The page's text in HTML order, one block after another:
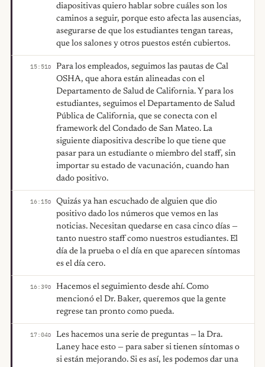
diapositivas quiero hablar sobre cuáles son los
caminos a seguir, porque esto afecta las ausencias,
asegurarse de que los estudiantes tengan tareas,
que los salones y otros puestos estén cubiertos.
15:51D
Para los empleados, seguimos las pautas de Cal
OSHA, que ahora están alineadas con el
Departamento de Salud de California. Y para los
estudiantes, seguimos el Departamento de Salud
Pública de California, que se conecta con el
framework del Condado de San Mateo. La
siguiente diapositiva describe lo que tiene que
pasar para un estudiante o miembro del staff, sin
importar su estado de vacunación, cuando han
dado positivo.
16:15D
Quizás ya han escuchado de alguien que dio
positivo dado los números que vemos en las
noticias. Necesitan quedarse en casa cinco días —
tanto nuestro staff como nuestros estudiantes. El
día de la prueba o el día en que aparecen síntomas
es el día cero.
16:39D
Hacemos el seguimiento desde ahí. Como
mencionó el Dr. Baker, queremos que la gente
regrese tan pronto como pueda.
17:04D
Les hacemos una serie de preguntas — la Dra.
Laney hace esto — para saber si tienen síntomas o
si están mejorando. Si es así, les podemos dar una